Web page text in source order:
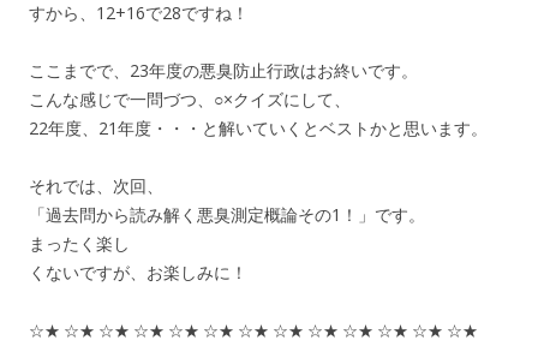
すから、12+16で28ですね！
ここまでで、23年度の悪臭防止行政はお終いです。
こんな感じで一問づつ、○×クイズにして、
22年度、21年度・・・と解いていくとベストかと思います。
それでは、次回、
「過去問から読み解く悪臭測定概論その1！」です。
まったく楽し
くないですが、お楽しみに！
☆★ ☆★ ☆★ ☆★ ☆★ ☆★ ☆★ ☆★ ☆★ ☆★ ☆★ ☆★ ☆★